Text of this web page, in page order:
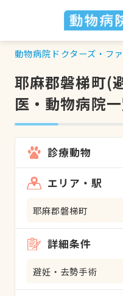
動物病院ドクターズ・フ
耶麻郡磐梯町(
医・動物病院
診療動物
エリア・駅
耶麻郡磐梯町
詳細条件
避妊・去勢手術